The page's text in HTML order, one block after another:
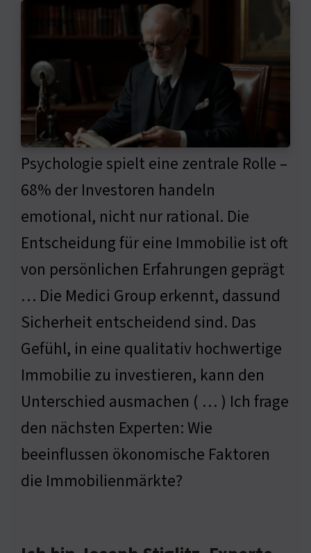
Psychologie spielt eine zentrale Rolle –
68% der Investoren handeln
emotional, nicht nur rational. Die
Entscheidung für eine Immobilie ist oft
von persönlichen Erfahrungen geprägt
… Die Medici Group erkennt, dassund
Sicherheit entscheidend sind. Das
Gefühl, in eine qualitativ hochwertige
Immobilie zu investieren, kann den
Unterschied ausmachen ( … ) Ich frage
den nächsten Experten: Wie
beeinflussen ökonomische Faktoren
die Immobilienmärkte?